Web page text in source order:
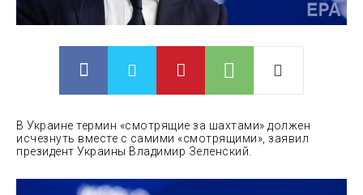
В Украине термин «смотрящие за шахтами» должен
исчезнуть вместе с самими «смотрящими», заявил
президент Украины Владимир Зеленский.